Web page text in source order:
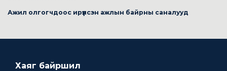
Ажил олгогчдоос ирүүлсэн ажлын байрны саналууд
Хаяг байршил